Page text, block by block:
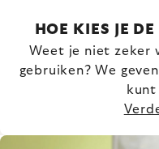
HOE KIES JE
Weet je niet zeker
gebruiken? We
kunt